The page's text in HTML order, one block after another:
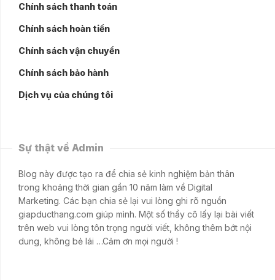
Chính sách thanh toán
Chính sách hoàn tiền
Chính sách vận chuyển
Chính sách bảo hành
Dịch vụ của chúng tôi
Sự thật về Admin
Blog này được tạo ra để chia sẻ kinh nghiệm bản thân
trong khoảng thời gian gần 10 năm làm về Digital
Marketing. Các bạn chia sẻ lại vui lòng ghi rõ nguồn
giapducthang.com giúp mình. Một số thầy cô lấy lại bài viết
trên web vui lòng tôn trọng người viết, không thêm bớt nội
dung, không bẻ lái …Cảm ơn mọi người !